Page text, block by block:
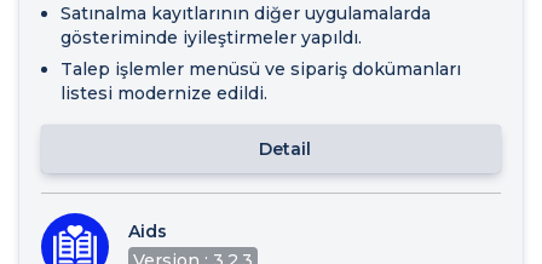
Satınalma kayıtlarının diğer uygulamalarda
gösteriminde iyileştirmeler yapıldı.
Talep işlemler menüsü ve sipariş dokümanları
listesi modernize edildi.
Detail
Aids